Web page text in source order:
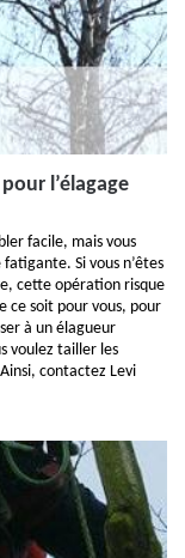
l’élagage
facile, mais vous
Si vous n’êtes
cette opération risque
ce soit pour vous, pour
à un élagueur
voulez tailler les
contactez Levi